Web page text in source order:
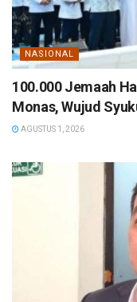
NASIONAL
100.000 Jemaah
Monas, Wujud
AGUSTUS 1, 2026